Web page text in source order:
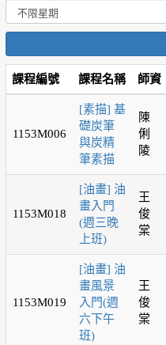
課程編號 課程名稱 師資
1153M006
[素描] 基
礎炭筆
與炭精
筆素描
陳
俐
陵
1153M018
[油畫] 油
畫入門
(週三晚
上班)
王
俊
棠
1153M019
[油畫] 油
畫風景
入門(週
六下午
班)
王
俊
棠